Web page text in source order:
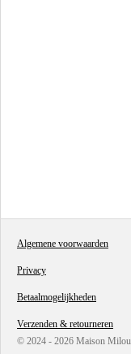
Algemene voorwaarden
Privacy
Betaalmogelijkheden
Verzenden & retourneren
© 2024 - 2026 Maison Milou